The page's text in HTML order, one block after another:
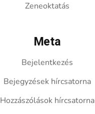
Zeneoktatás
Meta
Bejelentkezés
Bejegyzések hírcsatorna
Hozzászólások hírcsatorna